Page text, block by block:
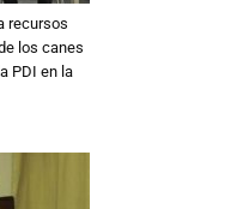
recursos
los canes
PDI en la